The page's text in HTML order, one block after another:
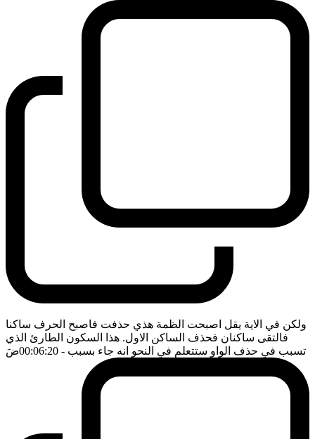
ولكن في الاية يقل اصبحت الظمة هذي حذفت فاصبح الحرف ساكنا
فالتقى ساكنان فحذف الساكن الاول. هذا السكون الطارئ الذي
تسبب في حذف الواو ستتعلم في النحو انه جاء بسبب - 00:06:20 ضَ